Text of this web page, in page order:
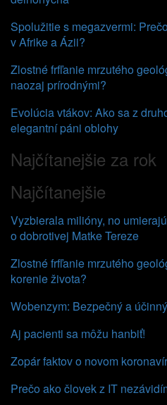
Spolužitie s megazvermi:
v Afrike a Ázii?
Zlostné frfľanie mrzutého
naozaj prírodnými?
Evolúcia vtákov: Ako sa z
elegantní páni oblohy
Najčítanejšie za rok
Najčítanejšie
Vyzbierala milióny, no
o dobrotivej Matke Tereze
Zlostné frfľanie mrzutého
korenie života?
Wobenzym: Bezpečný a
Aj pacienti sa môžu hanbiť!
Zopár faktov o novom
Prečo ako človek z IT